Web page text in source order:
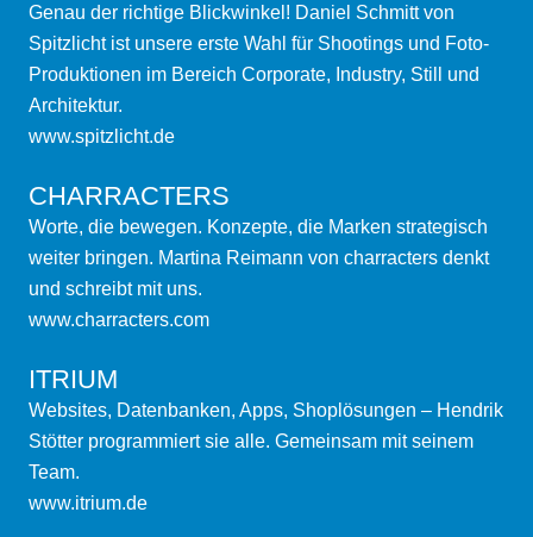
Genau der richtige Blickwinkel! Daniel Schmitt von
Spitzlicht ist unsere erste Wahl für Shootings und Foto-
Produktionen im Bereich Corporate, Industry, Still und
Architektur.
www.spitzlicht.de
CHARRACTERS
Worte, die bewegen. Konzepte, die Marken strategisch
weiter bringen. Martina Reimann von charracters denkt
und schreibt mit uns.
www.charracters.com
ITRIUM
Websites, Datenbanken, Apps, Shoplösungen – Hendrik
Stötter programmiert sie alle. Gemeinsam mit seinem
Team.
www.itrium.de